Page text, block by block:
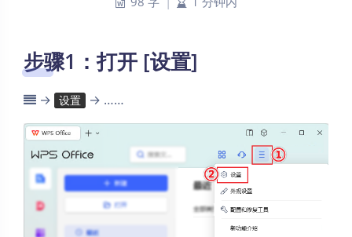
步骤1：打开 [设置]
→ 设置 → ……